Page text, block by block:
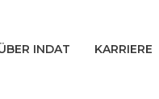
INDAT KARRIERE